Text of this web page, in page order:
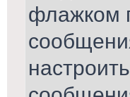
флажком